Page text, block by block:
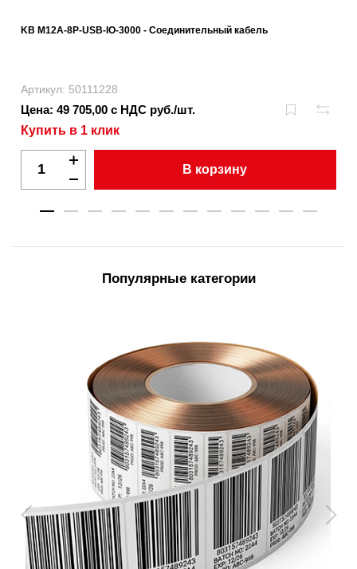
KB M12A-8P-USB-IO-3000 - Соединительный кабель
Артикул: 50111228
Цена: 49 705,00 с НДС руб./шт.
Купить в 1 клик
В корзину
Популярные категории